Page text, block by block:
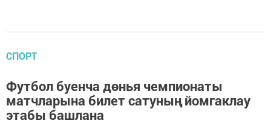
СПОРТ
Футбол буенча дөнья чемпионаты
матчларына билет сатуның йомгаклау
этабы башлана